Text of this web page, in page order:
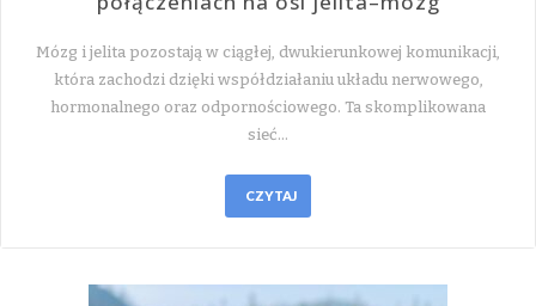
Mózg i jelita pozostają w ciągłej, dwukierunkowej komunikacji,
która zachodzi dzięki współdziałaniu układu nerwowego,
hormonalnego oraz odpornościowego. Ta skomplikowana
sieć…
CZYTAJ